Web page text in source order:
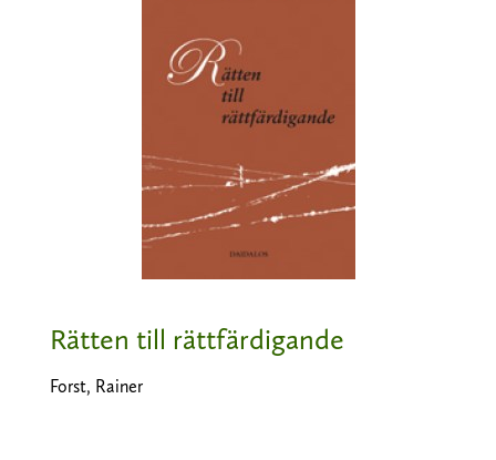
Rätten till rättfärdigande
Forst, Rainer